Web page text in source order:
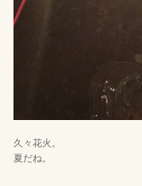
久々花火。
夏だね。